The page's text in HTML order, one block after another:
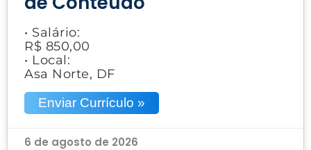
• Salário:
R$ 850,00
• Local:
Asa Norte, DF
Enviar Currículo »
6 de agosto de 2026